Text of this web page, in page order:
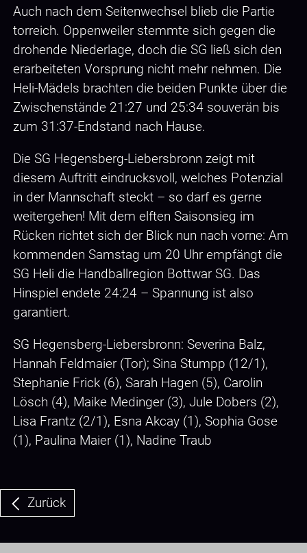
Auch nach dem Seitenwechsel blieb die Partie
torreich. Oppenweiler stemmte sich gegen die
drohende Niederlage, doch die SG ließ sich den
erarbeiteten Vorsprung nicht mehr nehmen. Die
Heli-Mädels brachten die beiden Punkte über die
Zwischenstände 21:27 und 25:34 souverän bis
zum 31:37-Endstand nach Hause.
Die SG Hegensberg-Liebersbronn zeigt mit
diesem Auftritt eindrucksvoll, welches Potenzial
in der Mannschaft steckt – so darf es gerne
weitergehen! Mit dem elften Saisonsieg im
Rücken richtet sich der Blick nun nach vorne: Am
kommenden Samstag um 20 Uhr empfängt die
SG Heli die Handballregion Bottwar SG. Das
Hinspiel endete 24:24 – Spannung ist also
garantiert.
SG Hegensberg-Liebersbronn: Severina Balz,
Hannah Feldmaier (Tor); Sina Stumpp (12/1),
Stephanie Frick (6), Sarah Hagen (5), Carolin
Lösch (4), Maike Medinger (3), Jule Dobers (2),
Lisa Frantz (2/1), Esna Akcay (1), Sophia Gose
(1), Paulina Maier (1), Nadine Traub
Zurück